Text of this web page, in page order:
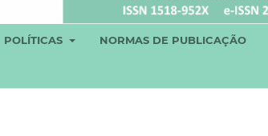
POLÍTICAS NORMAS DE PUBLICAÇÃO